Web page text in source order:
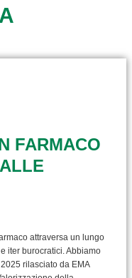
FARMACO
attraversa un lungo
iter burocratici. Abbiamo
rilasciato da EMA